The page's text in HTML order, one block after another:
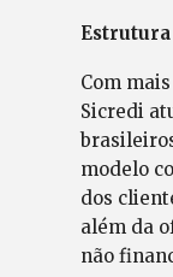
Com
Sicredi
modelo
dos
além da
não